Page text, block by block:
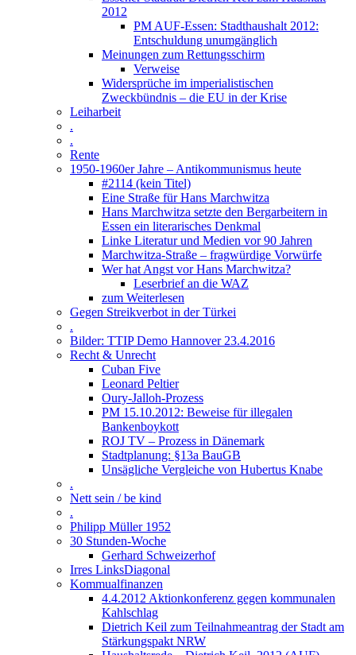
2012
PM AUF-Essen: Stadthaushalt 2012:
Entschuldung unumgänglich
Meinungen zum Rettungsschirm
Verweise
Widersprüche im imperialistischen
Zweckbündnis – die EU in der Krise
Leiharbeit
.
.
Rente
1950-1960er Jahre – Antikommunismus heute
#2114 (kein Titel)
Eine Straße für Hans Marchwitza
Hans Marchwitza setzte den Bergarbeitern in
Essen ein literarisches Denkmal
Linke Literatur und Medien vor 90 Jahren
Marchwitza-Straße – fragwürdige Vorwürfe
Wer hat Angst vor Hans Marchwitza?
Leserbrief an die WAZ
zum Weiterlesen
Gegen Streikverbot in der Türkei
.
Bilder: TTIP Demo Hannover 23.4.2016
Recht & Unrecht
Cuban Five
Leonard Peltier
Oury-Jalloh-Prozess
PM 15.10.2012: Beweise für illegalen
Bankenboykott
ROJ TV – Prozess in Dänemark
Stadtplanung: §13a BauGB
Unsägliche Vergleiche von Hubertus Knabe
.
Nett sein / be kind
.
Philipp Müller 1952
30 Stunden-Woche
Gerhard Schweizerhof
Irres LinksDiagonal
Kommualfinanzen
4.4.2012 Aktionkonferenz gegen kommunalen
Kahlschlag
Dietrich Keil zum Teilnahmeantrag der Stadt am
Stärkungspakt NRW